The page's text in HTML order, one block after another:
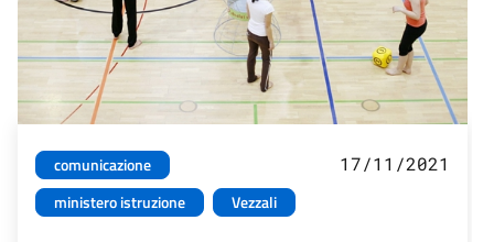
comunicazione
ministero istruzione
Vezzali
17/11/2021